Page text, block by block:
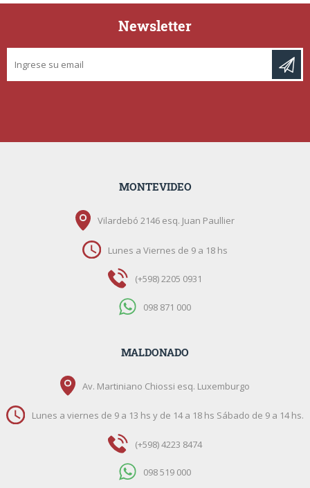
Newsletter
MONTEVIDEO
Vilardebó 2146 esq. Juan Paullier
Lunes a Viernes de 9 a 18 hs
(+598) 2205 0931
098 871 000
MALDONADO
Av. Martiniano Chiossi esq. Luxemburgo
Lunes a viernes de 9 a 13 hs y de 14 a 18 hs Sábado de 9 a 14 hs.
(+598) 4223 8474
098 519 000